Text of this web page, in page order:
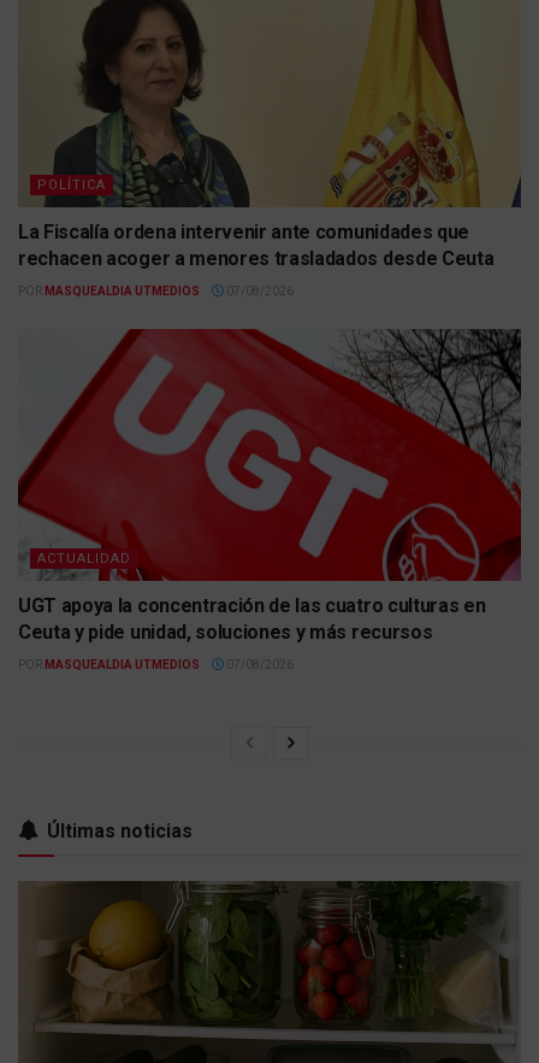
POLÍTICA
La Fiscalía ordena intervenir ante comunidades que
rechacen acoger a menores trasladados desde Ceuta
POR MASQUEALDIA UTMEDIOS 07/08/2026
ACTUALIDAD
UGT apoya la concentración de las cuatro culturas en
Ceuta y pide unidad, soluciones y más recursos
POR MASQUEALDIA UTMEDIOS 07/08/2026
Últimas noticias